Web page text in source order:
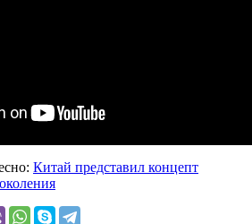
Китай представил концепт